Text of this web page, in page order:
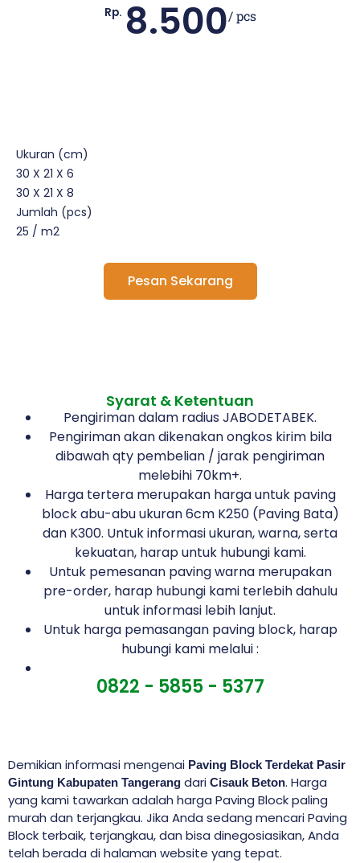
Rp. 8.500/ pcs
Ukuran (cm)
30 X 21 X 6
30 X 21 X 8
Jumlah (pcs)
25 / m2
Pesan Sekarang
Syarat & Ketentuan
Pengiriman dalam radius JABODETABEK.
Pengiriman akan dikenakan ongkos kirim bila
dibawah qty pembelian / jarak pengiriman
melebihi 70km+.
Harga tertera merupakan harga untuk paving
block abu-abu ukuran 6cm K250 (Paving Bata)
dan K300. Untuk informasi ukuran, warna, serta
kekuatan, harap untuk hubungi kami.
Untuk pemesanan paving warna merupakan
pre-order, harap hubungi kami terlebih dahulu
untuk informasi lebih lanjut.
Untuk harga pemasangan paving block, harap
hubungi kami melalui :
0822 - 5855 - 5377
Demikian informasi mengenai Paving Block Terdekat Pasir
Gintung Kabupaten Tangerang dari Cisauk Beton. Harga
yang kami tawarkan adalah harga Paving Block paling
murah dan terjangkau. Jika Anda sedang mencari Paving
Block terbaik, terjangkau, dan bisa dinegosiasikan, Anda
telah berada di halaman website yang tepat.